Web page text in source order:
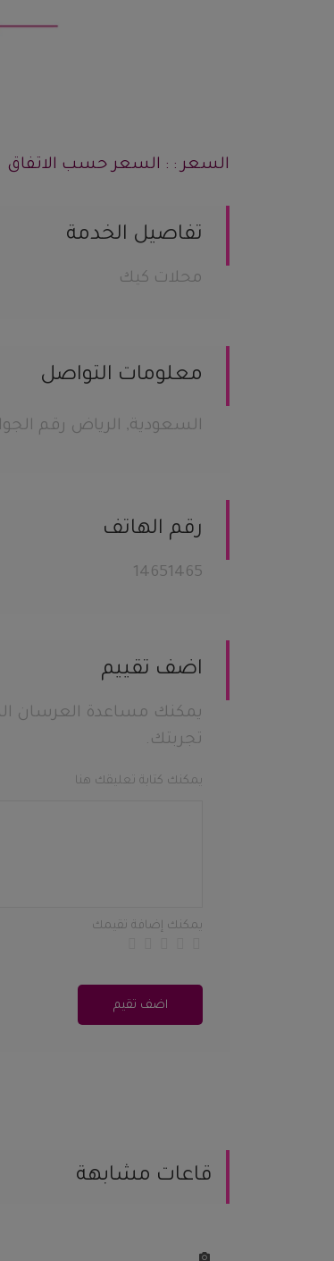
السعر : : السعر حسب الاتفاق
تفاصيل الخدمة
محلات كيك
معلومات التواصل
السعودية, الرياض رقم الجوال /
رقم الهاتف
14651465
اضف تقييم
يمكنك مساعدة العرسان
تجربتك.
يمكنك كتابة تعليقك هنا
يمكنك إضافة تقيمك
اضف تقيم
قاعات مشابهة